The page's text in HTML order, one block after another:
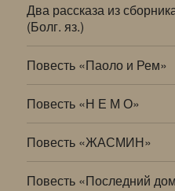
Два рассказа из
(Болг. яз.)
Повесть «Паоло и Рем»
Повесть «Н Е М О»
Повесть «ЖАСМИН»
Повесть «Последний